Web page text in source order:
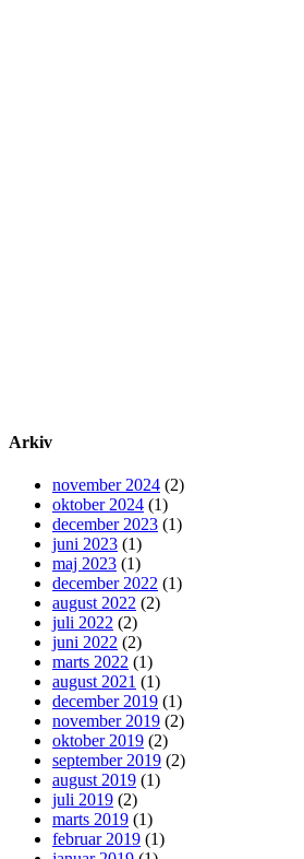
Arkiv
november 2024 (2)
oktober 2024 (1)
december 2023 (1)
juni 2023 (1)
maj 2023 (1)
december 2022 (1)
august 2022 (2)
juli 2022 (2)
juni 2022 (2)
marts 2022 (1)
august 2021 (1)
december 2019 (1)
november 2019 (2)
oktober 2019 (2)
september 2019 (2)
august 2019 (1)
juli 2019 (2)
marts 2019 (1)
februar 2019 (1)